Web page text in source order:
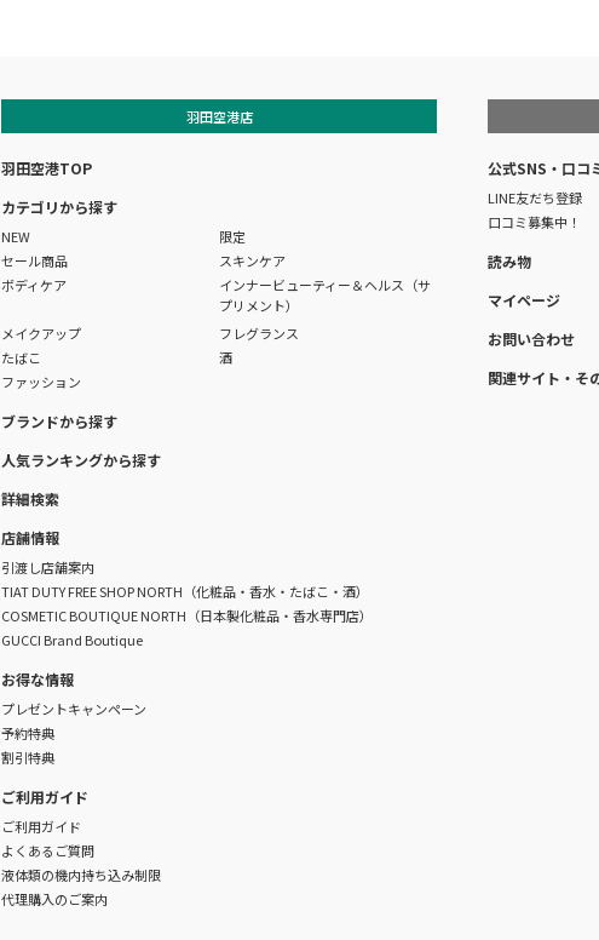
羽田空港店
羽田空港TOP
カテゴリから探す
NEW
限定
セール商品
スキンケア
ボディケア
インナービューティー＆ヘルス（サ
プリメント）
メイクアップ
フレグランス
たばこ
酒
ファッション
ブランドから探す
人気ランキングから探す
詳細検索
店舗情報
引渡し店舗案内
TIAT DUTY FREE SHOP NORTH（化粧品・香水・たばこ・酒）
COSMETIC BOUTIQUE NORTH（日本製化粧品・香水専門店）
GUCCI Brand Boutique
お得な情報
プレゼントキャンペーン
予約特典
割引特典
ご利用ガイド
ご利用ガイド
よくあるご質問
液体類の機内持ち込み制限
代理購入のご案内
公式SNS・口コ
LINE友だち登録
口コミ募集中！
読み物
マイページ
お問い合わせ
関連サイト・そ